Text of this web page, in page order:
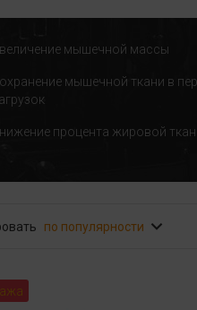
мышечной массы
мышечной ткани в
процента жировой
по популярности